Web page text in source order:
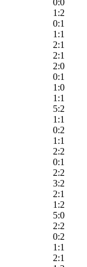
0:0
1:2
0:1
1:1
2:1
2:1
2:0
0:1
1:0
1:1
5:2
1:1
0:2
1:1
2:2
0:1
2:2
3:2
2:1
1:2
5:0
2:2
0:2
1:1
2:1